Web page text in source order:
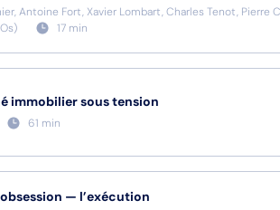
Antoine Fort, Xavier Lombart, Charles Tenot, Pierre
) 17 min
immobilier sous tension
61 min
obsession — l’exécution